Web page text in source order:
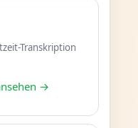
Transkription
→